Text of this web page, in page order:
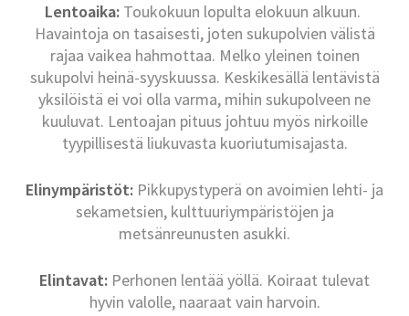
Lentoaika: Toukokuun lopulta elokuun alkuun.
Havaintoja on tasaisesti, joten sukupolvien välistä
rajaa vaikea hahmottaa. Melko yleinen toinen
sukupolvi heinä-syyskuussa. Keskikesällä lentävistä
yksilöistä ei voi olla varma, mihin sukupolveen ne
kuuluvat. Lentoajan pituus johtuu myös nirkoille
tyypillisestä liukuvasta kuoriutumisajasta.
Elinympäristöt: Pikkupystyperä on avoimien lehti- ja
sekametsien, kulttuuriympäristöjen ja
metsänreunusten asukki.
Elintavat: Perhonen lentää yöllä. Koiraat tulevat
hyvin valolle, naaraat vain harvoin.